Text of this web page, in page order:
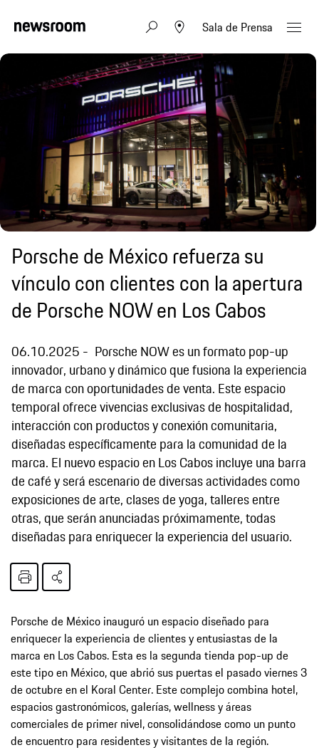
Sala de Prensa
Porsche de México refuerza su
vínculo con clientes con la apertura
de Porsche NOW en Los Cabos
06.10.2025
Porsche NOW es un formato pop-up
innovador, urbano y dinámico que fusiona la experiencia
de marca con oportunidades de venta. Este espacio
temporal ofrece vivencias exclusivas de hospitalidad,
interacción con productos y conexión comunitaria,
diseñadas específicamente para la comunidad de la
marca. El nuevo espacio en Los Cabos incluye una barra
de café y será escenario de diversas actividades como
exposiciones de arte, clases de yoga, talleres entre
otras, que serán anunciadas próximamente, todas
diseñadas para enriquecer la experiencia del usuario.
Porsche de México inauguró un espacio diseñado para
enriquecer la experiencia de clientes y entusiastas de la
marca en Los Cabos. Esta es la segunda tienda pop-up de
este tipo en México, que abrió sus puertas el pasado viernes 3
de octubre en el Koral Center. Este complejo combina hotel,
espacios gastronómicos, galerías, wellness y áreas
comerciales de primer nivel, consolidándose como un punto
de encuentro para residentes y visitantes de la región.